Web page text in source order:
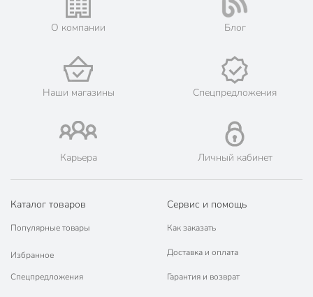
Страна производства
Китай
Коллекция
Taller Тенденси
Материал корпуса
нержавеющая
сталь
без
покрытия
Можно мыть в посудомоечной
машине
для
Мерная шкала
О компании Блог
Наши магазины Спецпредложения
Карьера Личный кабинет
Каталог товаров
Популярные товары
Избранное
Спецпредложения
Сервис и помощь
Как заказать
Доставка и оплата
Гарантия и возврат